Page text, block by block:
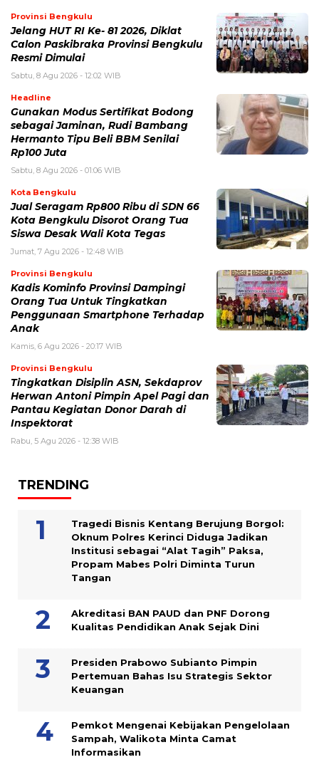
Provinsi Bengkulu
Jelang HUT RI Ke- 81 2026, Diklat
Calon Paskibraka Provinsi Bengkulu
Resmi Dimulai
Sabtu, 8 Agu 2026 - 12:02 WIB
Headline
Gunakan Modus Sertifikat Bodong
sebagai Jaminan, Rudi Bambang
Hermanto Tipu Beli BBM Senilai
Rp100 Juta
Sabtu, 8 Agu 2026 - 01:06 WIB
Kota Bengkulu
Jual Seragam Rp800 Ribu di SDN 66
Kota Bengkulu Disorot Orang Tua
Siswa Desak Wali Kota Tegas
Jumat, 7 Agu 2026 - 12:48 WIB
Provinsi Bengkulu
Kadis Kominfo Provinsi Dampingi
Orang Tua Untuk Tingkatkan
Penggunaan Smartphone Terhadap
Anak
Kamis, 6 Agu 2026 - 20:17 WIB
Provinsi Bengkulu
Tingkatkan Disiplin ASN, Sekdaprov
Herwan Antoni Pimpin Apel Pagi dan
Pantau Kegiatan Donor Darah di
Inspektorat
Rabu, 5 Agu 2026 - 12:38 WIB
TRENDING
Tragedi Bisnis Kentang Berujung Borgol:
Oknum Polres Kerinci Diduga Jadikan
Institusi sebagai “Alat Tagih” Paksa,
Propam Mabes Polri Diminta Turun
Tangan
Akreditasi BAN PAUD dan PNF Dorong
Kualitas Pendidikan Anak Sejak Dini
Presiden Prabowo Subianto Pimpin
Pertemuan Bahas Isu Strategis Sektor
Keuangan
Pemkot Mengenai Kebijakan Pengelolaan
Sampah, Walikota Minta Camat
Informasikan